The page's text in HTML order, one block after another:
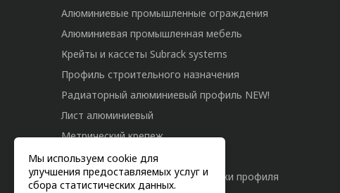
Мы используем cookie для
улучшения предоставляемых услуг и
сбора статистических данных.
Алюминиевые промышленные ограждения
Алюминиевая промышленная мебель
Крейты и кассеты Subrack systems
Профиль строительного назначения
Радиаторный алюминиевый профиль NEW!
Лист алюминиевый
Метрический крепеж
Конструкции из профиля
Услуги дополнительной обработки профиля